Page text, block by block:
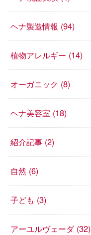
ヘナ製造情報 (94)
植物アレルギー (14)
オーガニック (8)
ヘナ美容室 (18)
紹介記事 (2)
自然 (6)
子ども (3)
アーユルヴェーダ (32)